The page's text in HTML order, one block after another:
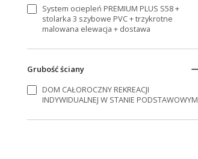
System ociepleń PREMIUM PLUS S58 +
stolarka 3 szybowe PVC + trzykrotne
malowana elewacja + dostawa
Grubość ściany
DOM CAŁOROCZNY REKREACJI
INDYWIDUALNEJ W STANIE PODSTAWOWYM